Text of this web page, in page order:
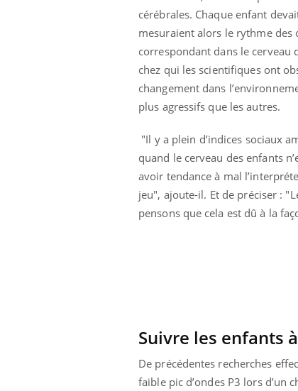
cérébrales. Chaque enfant
mesuraient alors le rythme des
correspondant dans le cerveau
chez qui les scientifiques ont
changement dans
plus agressifs que les autres.
"Il y a plein d’indices sociaux
quand le cerveau des enfants
avoir tendance à mal
jeu", ajoute-il. Et de préciser :
pensons que cela est dû à la
Suivre les enfants
De précédentes recherches
faible pic d’ondes P3 lors d’un